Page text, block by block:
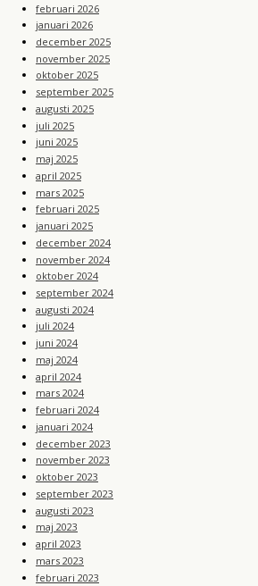
februari 2026
januari 2026
december 2025
november 2025
oktober 2025
september 2025
augusti 2025
juli 2025
juni 2025
maj 2025
april 2025
mars 2025
februari 2025
januari 2025
december 2024
november 2024
oktober 2024
september 2024
augusti 2024
juli 2024
juni 2024
maj 2024
april 2024
mars 2024
februari 2024
januari 2024
december 2023
november 2023
oktober 2023
september 2023
augusti 2023
maj 2023
april 2023
mars 2023
februari 2023